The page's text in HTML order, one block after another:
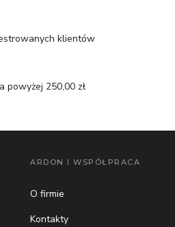
klientów
powyżej 250,00 zł
ARDON I WSPÓŁPRACA
O firmie
Kontakty